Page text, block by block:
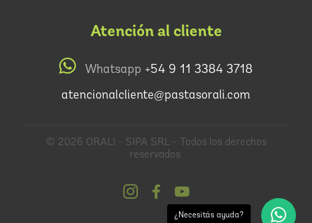
Atención al cliente
Whatsapp +54 9 11 3384 3718
atencionalcliente@pastasorali.com
© 2026 ORALI - SIPA SRL - Todos los derechos
reservados.
¿Necesitás ayuda?